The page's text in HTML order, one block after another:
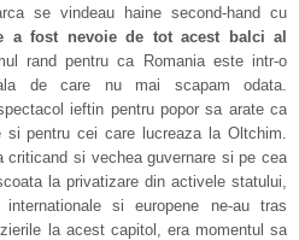
se vindeau haine second-hand cu
a fost nevoie de tot acest balci al
rand pentru ca Romania este intr-o
de care nu mai scapam odata.
ieftin pentru popor sa arate ca
si pentru cei care lucreaza la Oltchim.
criticand si vechea guvernare si pe cea
la privatizare din activele statului,
si europene ne-au tras
la acest capitol, era momentul sa